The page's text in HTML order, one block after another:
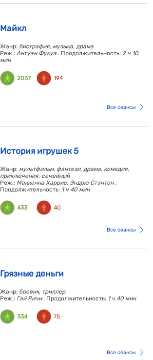
Майкл
Жанр: биография, музыка, драма
Реж.: Антуан Фукуа . Продолжительность: 2 ч 10
мин
2037 194
Все сеансы
История игрушек 5
Жанр: мультфильм, фэнтези, драма, комедия,
приключения, семейный
Реж.: Маккенна Харрис, Эндрю Стэнтон .
Продолжительность: 1 ч 40 мин
433 40
Все сеансы
Грязные деньги
Жанр: боевик, триллер
Реж.: Гай Ричи . Продолжительность: 1 ч 40 мин
334 75
Все сеансы